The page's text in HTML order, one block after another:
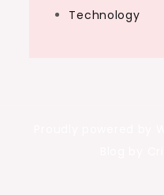
Technology